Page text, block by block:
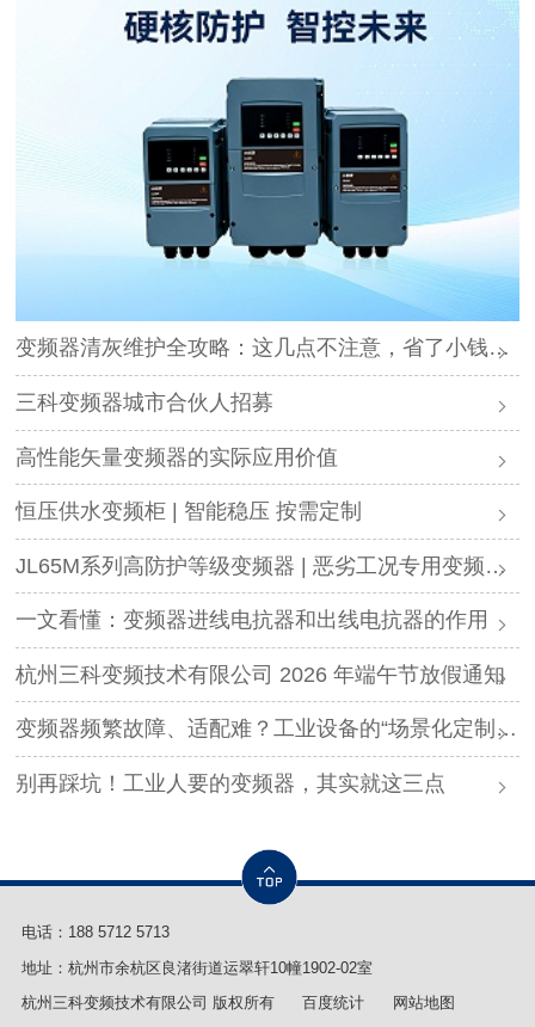
变频器清灰维护全攻略：这几点不注意，省了小钱却可能毁了设备
三科变频器城市合伙人招募
高性能矢量变频器的实际应用价值
恒压供水变频柜 | 智能稳压 按需定制
JL65M系列高防护等级变频器 | 恶劣工况专用变频解决方案
一文看懂：变频器进线电抗器和出线电抗器的作用
杭州三科变频技术有限公司 2026 年端午节放假通知
变频器频繁故障、适配难？工业设备的“场景化定制”，才是破局关键
别再踩坑！工业人要的变频器，其实就这三点
电话： 188 5712 5713
地址：杭州市余杭区良渚街道运翠轩10幢1902-02室
杭州三科变频技术有限公司 版权所有
百度统计 网站地图